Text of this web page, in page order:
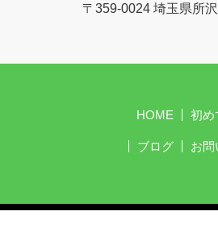
〒359-0024 埼玉県所
HOME 初め
ブログ お問